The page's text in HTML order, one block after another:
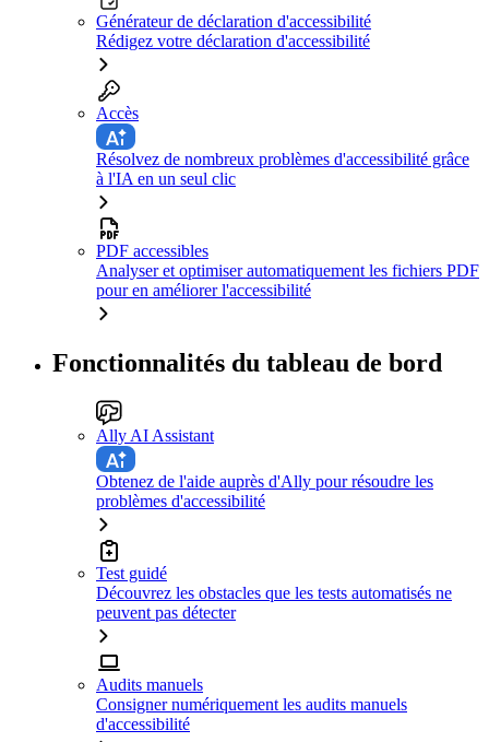
Générateur de déclaration d'accessibilité
Rédigez votre déclaration d'accessibilité
Accès
Résolvez de nombreux problèmes d'accessibilité grâce
à l'IA en un seul clic
PDF accessibles
Analyser et optimiser automatiquement les fichiers PDF
pour en améliorer l'accessibilité
Fonctionnalités du tableau de bord
Ally AI Assistant
Obtenez de l'aide auprès d'Ally pour résoudre les
problèmes d'accessibilité
Test guidé
Découvrez les obstacles que les tests automatisés ne
peuvent pas détecter
Audits manuels
Consigner numériquement les audits manuels
d'accessibilité